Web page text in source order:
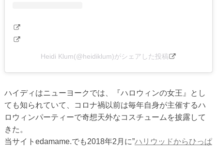
Heidi Klum(@heidiklum)がシェアした投稿
ハイディはニューヨークでは、『ハロウィンの女王』とし
ても知られていて、コロナ禍以前は毎年自身が主催するハ
ロウィンパーティーで奇想天外なコスチュームを披露して
きた。
当サイトedamame.でも2018年2月に”ハリウッドからひっぱ